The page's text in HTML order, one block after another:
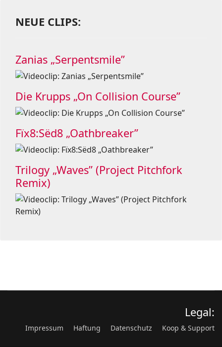
NEUE CLIPS:
Zanias „Serpentsmile”
Die Krupps „On Collision Course”
Fïx8:Sëd8 „Oathbreaker”
Trilogy „Waves” (Project Pitchfork
Remix)
Legal:
Impressum Haftung Datenschutz Koop & Support